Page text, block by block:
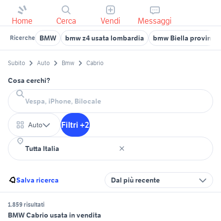
Home Cerca Vendi Messaggi
Ricerche BMW bmw z4 usata lombardia bmw Biella provincia
Subito Auto Bmw Cabrio
Cosa cerchi?
Auto Filtri +2
Salva ricerca Dal più recente
1.859 risultati
BMW Cabrio usata in vendita